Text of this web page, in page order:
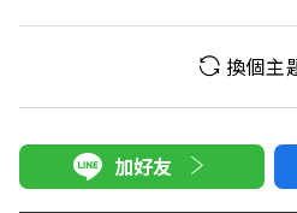
換個主
加好友